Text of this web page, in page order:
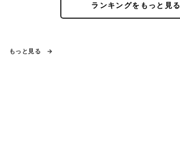
ランキングをもっと見る
もっと見る